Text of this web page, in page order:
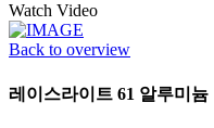
Watch Video
Back to overview
레이스라이트 61 알루미늄